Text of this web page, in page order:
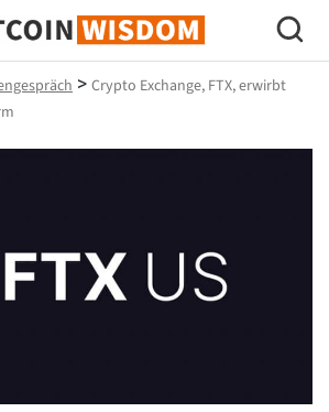
Bitcoin-Weisheit
> Crypto Exchange, FTX, erwirbt